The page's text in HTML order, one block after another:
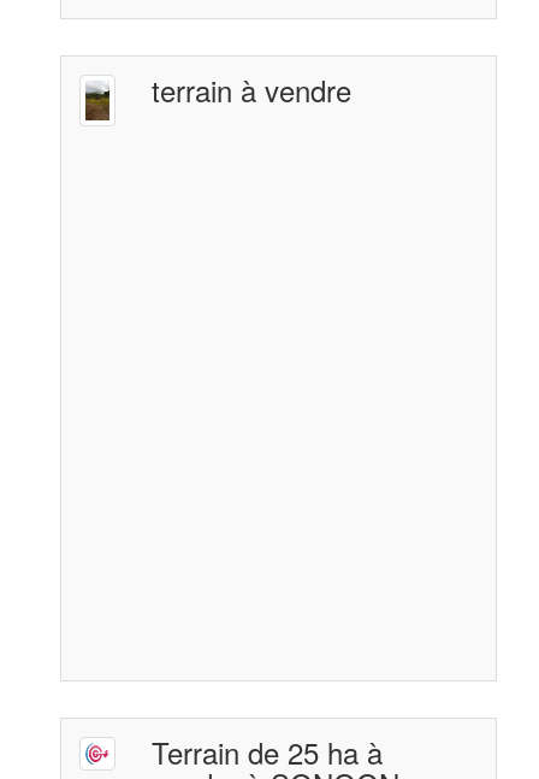
terrain à vendre
Terrain de 25 ha à